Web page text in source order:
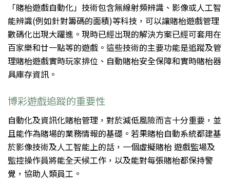
「賭枱遊戲自動化」技術包含無線射頻辨識、影像或人工智
能辨識(例如針對籌碼的面積)等科技，可以讓賭枱遊戲管理
數碼化出現大躍進。現時已經出現的解決方案已經可套用在
百家樂和廿一點等的遊戲。這些技術的主要功能是追蹤及管
理賭枱遊戲實時玩家排位、自動賭枱安全保障和實時賭枱器
具庫存資訊。
博彩遊戲追蹤的重要性
自動化及資訊化賭枱管理，對於減低風險而言十分重要，並
且能作為賭場的業務情報的基礎。若果賭枱自動系統都建基
於影像技術及人工智能上的話，一個虛擬賭枱 遊戲監場及
監控操作員將能全天候工作，以及能對每張賭枱都保持警
覺，協助人類員工。